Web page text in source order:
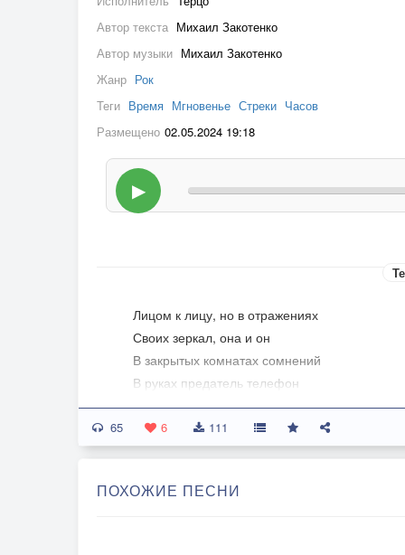
Автор текста Михаил Закотенко
Автор музыки Михаил Закотенко
Жанр Рок
Теги Время Мгновенье Стреки Часов
Размещено 02.05.2024 19:18
▶
Лицом к лицу, но в отражениях
Своих зеркал, она и он
В закрытых комнатах сомнений
В руках предатель телефон
Не пишет и мозаикой черной
Покрыт его дурной оскал
Никто ответы не искал
65 6 111
ПОХОЖИЕ ПЕСНИ